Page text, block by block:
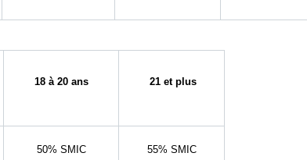
18 à 20 ans 21 et plus
50% SMIC 55% SMIC